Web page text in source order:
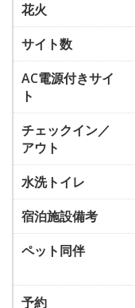
花火
サイト数
AC電源付きサイ
ト
チェックイン／
アウト
水洗トイレ
宿泊施設備考
ペット同伴
予約